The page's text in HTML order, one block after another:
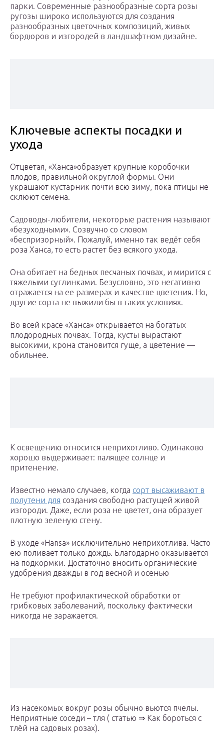
парки. Современные разнообразные сорта розы
ругозы широко используются для создания
разнообразных цветочных композиций, живых
бордюров и изгородей в ландшафтном дизайне.
Ключевые аспекты посадки и
ухода
Отцветая, «Ханса»образует крупные коробочки
плодов, правильной округлой формы. Они
украшают кустарник почти всю зиму, пока птицы не
склюют семена.
Садоводы-любители, некоторые растения называют
«безуходными». Созвучно со словом
«беспризорный». Пожалуй, именно так ведёт себя
роза Ханса, то есть растет без всякого ухода.
Она обитает на бедных песчаных почвах, и мирится с
тяжелыми суглинками. Безусловно, это негативно
отражается на ее размерах и качестве цветения. Но,
другие сорта не выжили бы в таких условиях.
Во всей красе «Ханса» открывается на богатых
плодородных почвах. Тогда, кусты вырастают
высокими, крона становится гуще, а цветение —
обильнее.
К освещению относится неприхотливо. Одинаково
хорошо выдерживает: палящее солнце и
притенение.
Известно немало случаев, когда сорт высаживают в
полутени для создания свободно растущей живой
изгороди. Даже, если роза не цветет, она образует
плотную зеленую стену.
В уходе «Hansa» исключительно неприхотлива. Часто
ею поливает только дождь. Благодарно оказывается
на подкормки. Достаточно вносить органические
удобрения дважды в год весной и осенью
Не требуют профилактической обработки от
грибковых заболеваний, поскольку фактически
никогда не заражается.
Из насекомых вокруг розы обычно вьются пчелы.
Неприятные соседи – тля ( статью ⇒ Как бороться с
тлёй на садовых розах).